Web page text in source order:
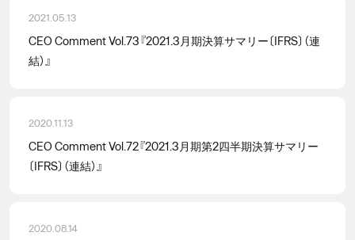
2021.05.13
CEO Comment Vol.73『2021.3月期決算サマリー〔IFRS〕（連
結）』
2020.11.13
CEO Comment Vol.72『2021.3月期第2四半期決算サマリー
〔IFRS〕（連結）』
2020.08.14